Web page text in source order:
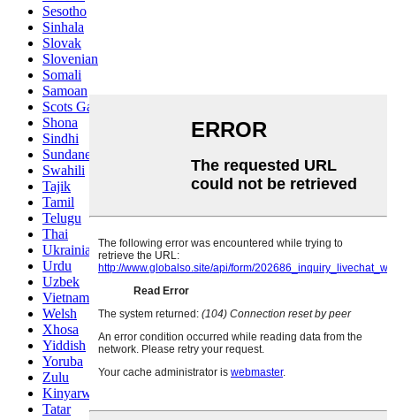
Sesotho
Sinhala
Slovak
Slovenian
Somali
Samoan
Scots Gaelic
Shona
Sindhi
Sundanese
Swahili
Tajik
Tamil
Telugu
Thai
Ukrainian
Urdu
Uzbek
Vietnamese
Welsh
Xhosa
Yiddish
Yoruba
Zulu
Kinyarwanda
Tatar